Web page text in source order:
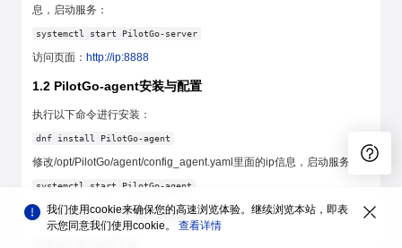
息，启动服务：
systemctl start PilotGo-server
访问页面： http://ip:8888
1.2 PilotGo-agent安装与配置
执行以下命令进行安装：
dnf install PilotGo-agent
修改/opt/PilotGo/agent/config_agent.yaml里面的ip信息，启动服务：
systemctl start PilotGo-agent
1.3 PilotGo插件安装与配置
我们使用cookie来确保您的高速浏览体验。继续浏览本站，即表
示您同意我们使用cookie。 查看详情